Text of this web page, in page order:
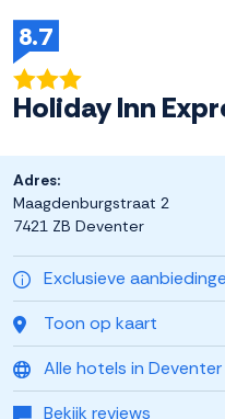
8.7
Holiday Inn
Exclusieve
Toon op kaart
Alle hotels in Deventer
Bekijk reviews
Adres:
Maagdenburgstraat 2
7421 ZB Deventer